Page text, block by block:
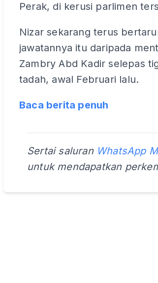
Perak, di kerusi parlimen
Nizar sekarang terus
jawatannya itu daripada
Zambry Abd Kadir selepas
tadah, awal Februari lalu.
Baca berita penuh
Sertai saluran WhatsApp
untuk mendapatkan